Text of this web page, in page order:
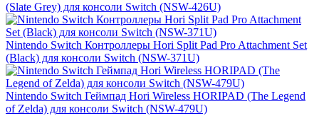
(Slate Grey) для консоли Switch (NSW-426U)
Nintendo Switch Контроллеры Hori Split Pad Pro Attachment Set
(Black) для консоли Switch (NSW-371U)
Nintendo Switch Геймпад Hori Wireless HORIPAD (The Legend
of Zelda) для консоли Switch (NSW-479U)